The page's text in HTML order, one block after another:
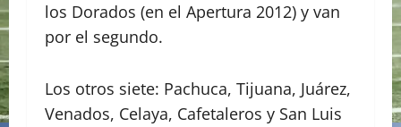
los Dorados (en el Apertura 2012) y van
por el segundo.
Los otros siete: Pachuca, Tijuana, Juárez,
Venados, Celaya, Cafetaleros y San Luis